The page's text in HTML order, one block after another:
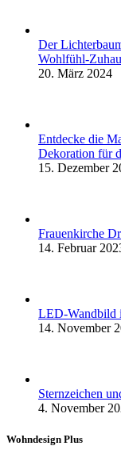
Der
Wohlfühl-
20. März 2024
Entdecke die
Dekoration für
15. Dezember
Frauenkirche
14. Februar
LED-Wandbild
14. November
Sternzeichen
4. November
Wohndesign Plus